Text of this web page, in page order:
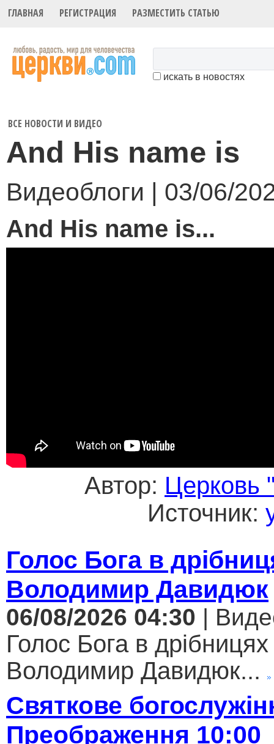
ГЛАВНАЯ РЕГИСТРАЦИЯ РАЗМЕСТИТЬ СТАТЬЮ
искать в новостях
ВСЕ НОВОСТИ И ВИДЕО
And His name is
Видеоблоги | 03/06/
And His name is...
Автор: Церковь
Источник:
Голос Бога в
Володимир Давидюк
06/08/2026 04:30 |
Голос Бога в
Володимир Давидюк...
Святкове
Преображення 10:00